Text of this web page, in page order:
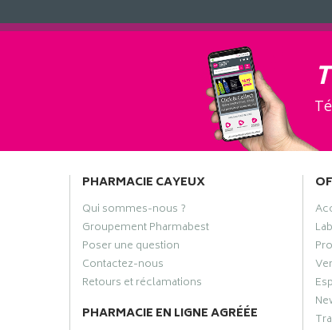
PHARMACIE CAYEUX
Qui sommes-nous ?
Groupement Pharmabest
Poser une question
Contactez-nous
Retours et réclamations
PHARMACIE EN LIGNE AGRÉÉE